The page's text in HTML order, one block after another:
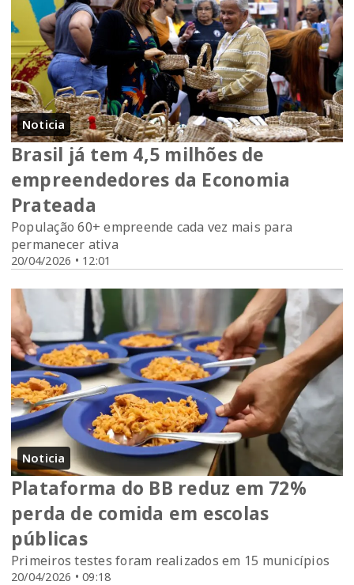
Noticia
20/04/2026 • 12:01
Brasil já tem 4,5 milhões de
empreendedores da Economia
Prateada
População 60+ empreende cada vez mais para
permanecer ativa
Noticia
20/04/2026 • 09:18
Plataforma do BB reduz em 72%
perda de comida em escolas
públicas
Primeiros testes foram realizados em 15 municípios